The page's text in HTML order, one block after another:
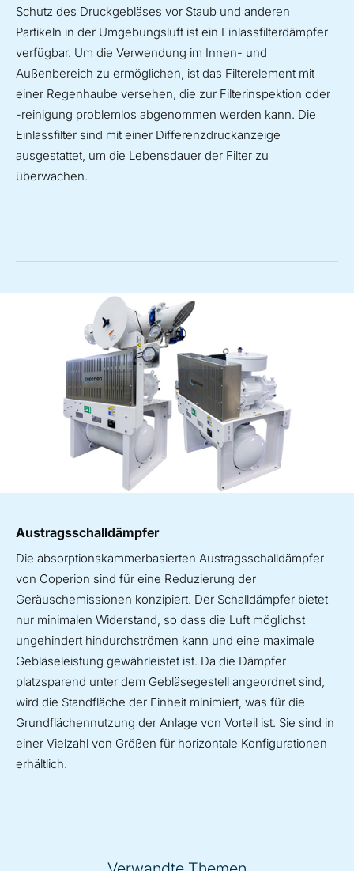
Schutz des Druckgebläses vor Staub und anderen
Partikeln in der Umgebungsluft ist ein Einlassfilterdämpfer
verfügbar. Um die Verwendung im Innen- und
Außenbereich zu ermöglichen, ist das Filterelement mit
einer Regenhaube versehen, die zur Filterinspektion oder
-reinigung problemlos abgenommen werden kann. Die
Einlassfilter sind mit einer Differenzdruckanzeige
ausgestattet, um die Lebensdauer der Filter zu
überwachen.
Austragsschalldämpfer
Die absorptionskammerbasierten Austragsschalldämpfer
von Coperion sind für eine Reduzierung der
Geräuschemissionen konzipiert. Der Schalldämpfer bietet
nur minimalen Widerstand, so dass die Luft möglichst
ungehindert hindurchströmen kann und eine maximale
Gebläseleistung gewährleistet ist. Da die Dämpfer
platzsparend unter dem Gebläsegestell angeordnet sind,
wird die Standfläche der Einheit minimiert, was für die
Grundflächennutzung der Anlage von Vorteil ist. Sie sind in
einer Vielzahl von Größen für horizontale Konfigurationen
erhältlich.